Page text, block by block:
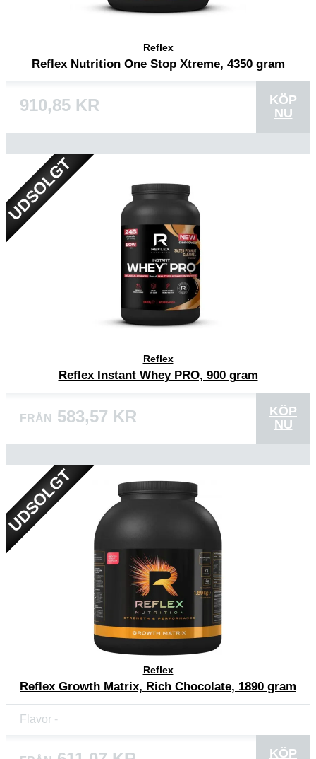
Reflex
Reflex Nutrition One Stop Xtreme, 4350 gram
910,85 KR
KÖP
NU
UDSOLGT
Reflex
Reflex Instant Whey PRO, 900 gram
FRÅN 583,57 KR
KÖP
NU
UDSOLGT
Reflex
Reflex Growth Matrix, Rich Chocolate, 1890 gram
Flavor
KÖP